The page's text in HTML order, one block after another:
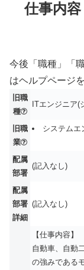
仕事内容
今後「職種」「
はヘルプページ
旧職
種
ITエンジニア(
旧職
業
システムエ
配属
部署
(記入なし)
配属
部署
詳細
(記入なし)
【仕事内容】
自動車、自動
の強みである